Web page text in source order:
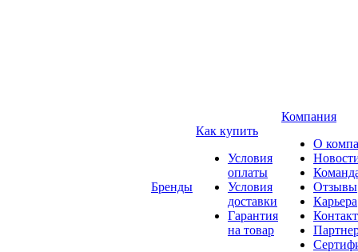
Бренды
Как купить
Условия
оплаты
Условия
доставки
Гарантия
на товар
Компания
О
Отзывы
Карьера